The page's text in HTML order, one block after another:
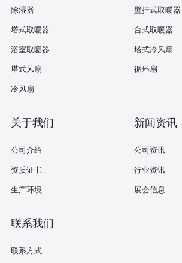
除湿器 壁挂式取暖器
塔式取暖器 台式取暖器
浴室取暖器 塔式冷风扇
塔式风扇 循环扇
冷风扇
关于我们
公司介绍
资质证书
生产环境
新闻资讯
公司资讯
行业资讯
展会信息
联系我们
联系方式
0574-